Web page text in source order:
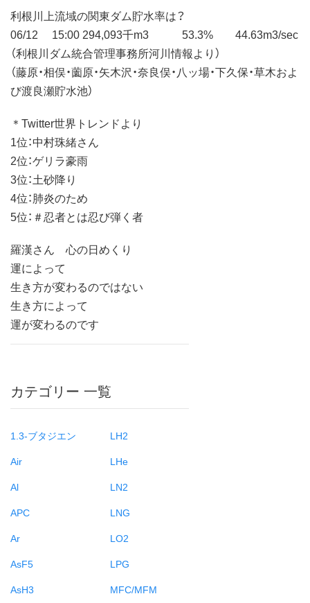
利根川上流域の関東ダム貯水率は？
06/12 15:00 294,093千m3 53.3% 44.63m3/sec
（利根川ダム統合管理事務所河川情報より）
（藤原・相俣・薗原・矢木沢・奈良俣・八ッ場・下久保・草木およ
び渡良瀬貯水池）
＊Twitter世界トレンドより
1位：中村珠緒さん
2位：ゲリラ豪雨
3位：土砂降り
4位：肺炎のため
5位：＃忍者とは忍び弾く者
羅漢さん 心の日めくり
運によって
生き方が変わるのではない
生き方によって
運が変わるのです
カテゴリー 一覧
1.3-ブタジエン
Air
Al
APC
Ar
AsF5
AsH3
LH2
LHe
LN2
LNG
LO2
LPG
MFC/MFM